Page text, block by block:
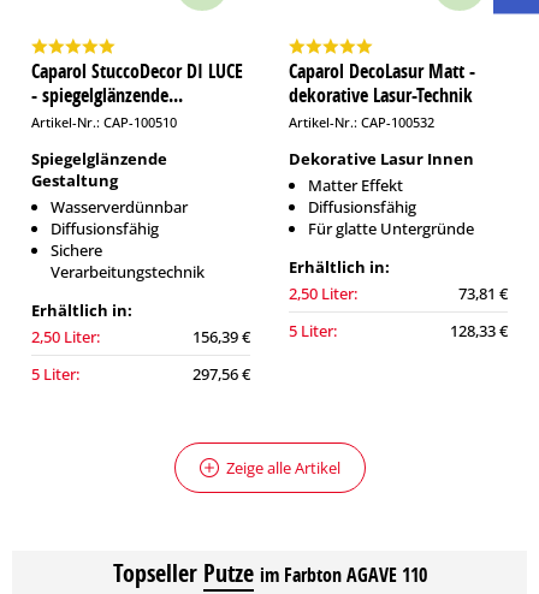
Caparol StuccoDecor DI LUCE
- spiegelglänzende...
Artikel-Nr.: CAP-100510
Spiegelglänzende
Gestaltung
Wasserverdünnbar
Diffusionsfähig
Sichere
Verarbeitungstechnik
Erhältlich in:
2,50 Liter:
156,39 €
5 Liter:
297,56 €
Caparol DecoLasur Matt -
dekorative Lasur-Technik
Artikel-Nr.: CAP-100532
Dekorative Lasur Innen
Matter Effekt
Diffusionsfähig
Für glatte Untergründe
Erhältlich in:
2,50 Liter:
73,81 €
5 Liter:
128,33 €
Zeige alle Artikel
Topseller Putze im Farbton AGAVE 110